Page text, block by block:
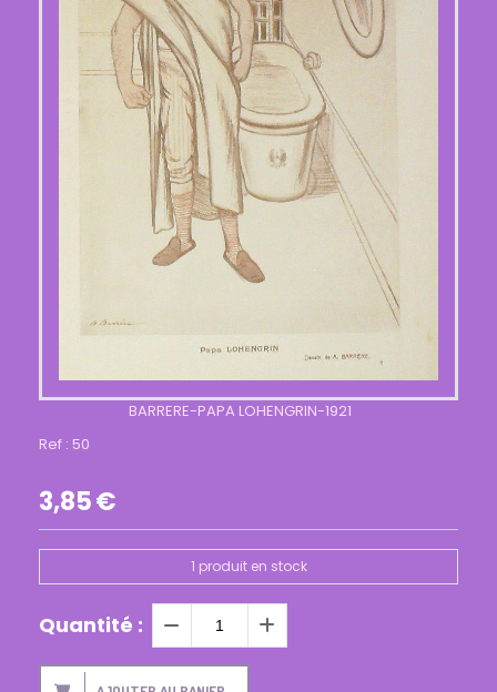
BARRERE-PAPA LOHENGRIN-1921
Ref : 50
3,85€
1 produit en stock
Quantité :